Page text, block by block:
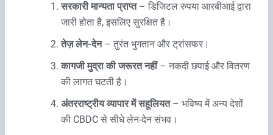
सरकारी मान्यता प्राप्त– डिजिटल रुपया आरबीआई द्वारा
जारी होता है, इसलिए सुरक्षित है।
तेज़ लेन-देन– तुरंत भुगतान और ट्रांसफर।
कागजी मुद्रा की जरूरत नहीं– नकदी छपाई और वितरण
की लागत घटती है।
अंतरराष्ट्रीय व्यापार में सहूलियत– भविष्य में अन्य देशों
की CBDC से सीधे लेन-देन संभव।